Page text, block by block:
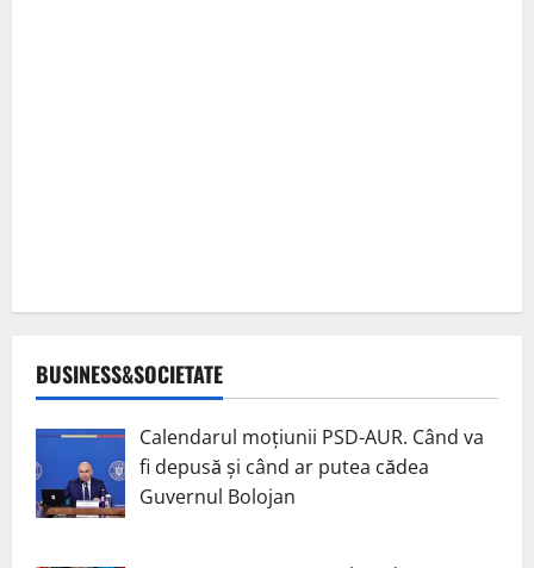
BUSINESS&SOCIETATE
Calendarul moțiunii PSD-AUR. Când va
fi depusă și când ar putea cădea
Guvernul Bolojan